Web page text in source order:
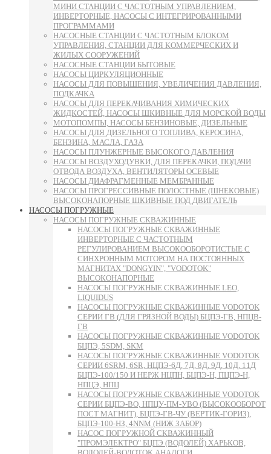
МИНИ СТАНЦИИ С ЧАСТОТНЫМ УПРАВЛЕНИЕМ,
ИНВЕРТОРНЫЕ, НАСОСЫ С ИНТЕГРИРОВАННЫМИ
ПРОГРАММАМИ
НАСОСНЫЕ СТАНЦИИ С ЧАСТОТНЫМ БЛОКОМ
УПРАВЛЕНИЯ, СТАНЦИИ ДЛЯ КОММЕРЧЕСКИХ И
ЖИЛЫХ СООРУЖЕНИЙ
НАСОСНЫЕ СТАНЦИИ БЫТОВЫЕ
НАСОСЫ ЦИРКУЛЯЦИОННЫЕ
НАСОСЫ ДЛЯ ПОВЫШЕНИЯ, УВЕЛИЧЕНИЯ ДАВЛЕНИЯ,
ПОДКАЧКА
НАСОСЫ ДЛЯ ПЕРЕКАЧИВАНИЯ ХИМИЧЕСКИХ
ЖИДКОСТЕЙ, НАСОСЫ ШКИВНЫЕ ДЛЯ МОРСКОЙ ВОДЫ
МОТОПОМПЫ, НАСОСЫ БЕНЗИНОВЫЕ, ДИЗЕЛЬНЫЕ
НАСОСЫ ДЛЯ ДИЗЕЛЬНОГО ТОПЛИВА, КЕРОСИНА,
БЕНЗИНА, МАСЛА, ГАЗА
НАСОСЫ ПЛУНЖЕРНЫЕ ВЫСОКОГО ДАВЛЕНИЯ
НАСОСЫ ВОЗДУХОДУВКИ, ДЛЯ ПЕРЕКАЧКИ, ПОДАЧИ
ОТВОДА ВОЗДУХА, ВЕНТИЛЯТОРЫ ОСЕВЫЕ
НАСОСЫ ДИАФРАГМЕННЫЕ МЕМБРАННЫЕ
НАСОСЫ ПРОГРЕССИВНЫЕ ПОЛОСТНЫЕ (ШНЕКОВЫЕ)
ВЫСОКОНАПОРНЫЕ ШКИВНЫЕ ПОД ДВИГАТЕЛЬ
НАСОСЫ ПОГРУЖНЫЕ
НАСОСЫ ПОГРУЖНЫЕ СКВАЖИННЫЕ
НАСОСЫ ПОГРУЖНЫЕ СКВАЖИННЫЕ
ИНВЕРТОРНЫЕ С ЧАСТОТНЫМ
РЕГУЛИРОВАНИЕМ ВЫСОКООБОРОТИСТЫЕ С
СИНХРОННЫМ МОТОРОМ НА ПОСТОЯННЫХ
МАГНИТАХ "DONGYIN", "VODOTOK"
ВЫСОКОНАПОРНЫЕ
НАСОСЫ ПОГРУЖНЫЕ СКВАЖИННЫЕ LEO,
LIQUIDUS
НАСОСЫ ПОГРУЖНЫЕ СКВАЖИННЫЕ VODOTOK
СЕРИИ ГВ (ДЛЯ ГРЯЗНОЙ ВОДЫ) БЦПЭ-ГВ, НПЦВ-
ГВ
НАСОСЫ ПОГРУЖНЫЕ СКВАЖИННЫЕ VODOTOK
БЦПЭ, 5SDM, SKM
НАСОСЫ ПОГРУЖНЫЕ СКВАЖИННЫЕ VODOTOK
СЕРИИ 6SRM, 6SR, НЦПЭ-6Д, 7Д, 8Д, 9Д, 10Д, 11Д
БЦПЭ-100/150 И НЕРЖ НЦПН, БЦПЭ-Н, ПЦПЭ-Н,
НПЦЭ, НПЦ
НАСОСЫ ПОГРУЖНЫЕ СКВАЖИННЫЕ VODOTOK
СЕРИИ БЦПЭ-ВО, НПЦУ-ПМ-УВО (ВЫСОКООБОРОТ
ПОСТ МАГНИТ), БЦПЭ-ГВ-ЧУ (ВЕРТИК-ГОРИЗ),
БЦПЭ-100-НЗ, 4NNM (НИЖ ЗАБОР)
НАСОС ПОГРУЖНОЙ СКВАЖИННЫЙ
"ПРОМЭЛЕКТРО" БЦПЭ (ВОДОЛЕЙ) ХАРЬКОВ,